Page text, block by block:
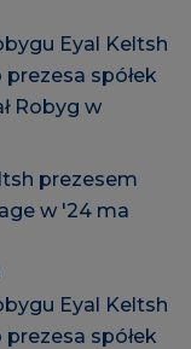
Eyal Keltsh
spółek
Robyg w
prezesem
w '24 ma
Eyal Keltsh
spółek